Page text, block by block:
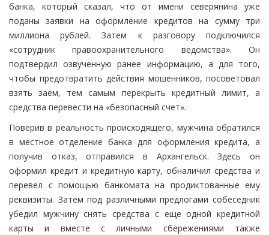
банка, который сказал, что от имени северянина уже
поданы заявки на оформление кредитов на сумму три
миллиона рублей. Затем к разговору подключился
«сотрудник правоохранительного ведомства». Он
подтвердил озвученную ранее информацию, а для того,
чтобы предотвратить действия мошенников, посоветовал
взять заем, тем самым перекрыть кредитный лимит, а
средства перевести на «безопасный счет».
Поверив в реальность происходящего, мужчина обратился
в местное отделение банка для оформления кредита, а
получив отказ, отправился в Архангельск. Здесь он
оформил кредит и кредитную карту, обналичил средства и
перевел с помощью банкомата на продиктованные ему
реквизиты. Затем под различными предлогами собеседник
убедил мужчину снять средства с еще одной кредитной
карты и вместе с личными сбережениями также